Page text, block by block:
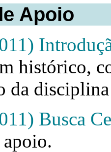
Apoio
histórico,
da disciplina
Busca